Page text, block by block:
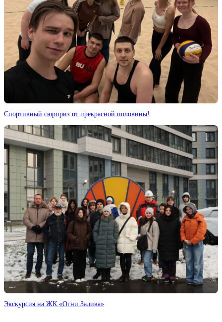
Спортивный сюрприз от прекрасной половины!
Экскурсия на ЖК «Огни Залива»